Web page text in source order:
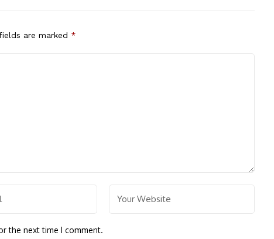
are marked *
the next time I comment.